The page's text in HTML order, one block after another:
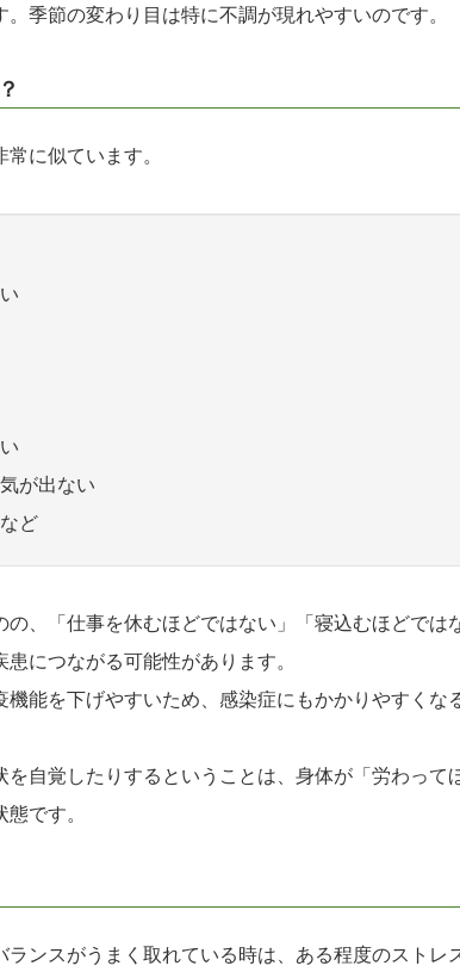
季節の変わり目は特に不調が現れやすいのです。
に似ています。
が出ない
ど
の、「仕事を休むほどではない」「寝込むほどでは
につながる可能性があります。
機能を下げやすいため、感染症にもかかりやすくな
自覚したりするということは、身体が「労わって
です。
ランスがうまく取れている時は、ある程度のストレ